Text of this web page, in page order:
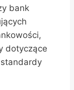
bank
dotyczące